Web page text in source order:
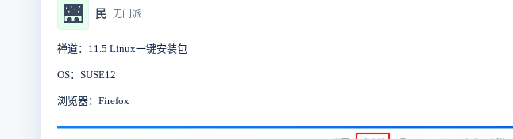
🌉 民 无门派
禅道：11.5 Linux一键安装包
OS：SUSE12
浏览器：Firefox